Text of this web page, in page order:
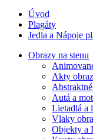
Úvod
Plagáty
Jedla a Nápoje
Obrazy na stenu
Akty
Autá a
Lietadlá a
Vlaky
Objekty a